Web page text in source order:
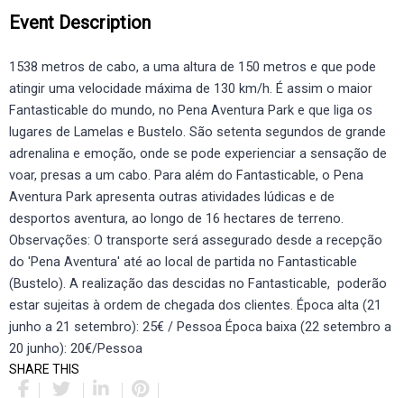
Event Description
1538 metros de cabo, a uma altura de 150 metros e que pode
atingir uma velocidade máxima de 130 km/h. É assim o maior
Fantasticable do mundo, no Pena Aventura Park e que liga os
lugares de Lamelas e Bustelo. São setenta segundos de grande
adrenalina e emoção, onde se pode experienciar a sensação de
voar, presas a um cabo. Para além do Fantasticable, o Pena
Aventura Park apresenta outras atividades lúdicas e de
desportos aventura, ao longo de 16 hectares de terreno.
Observações: O transporte será assegurado desde a recepção
do 'Pena Aventura' até ao local de partida no Fantasticable
(Bustelo). A realização das descidas no Fantasticable, poderão
estar sujeitas à ordem de chegada dos clientes. Época alta (21
junho a 21 setembro): 25€ / Pessoa Época baixa (22 setembro a
20 junho): 20€/Pessoa
SHARE THIS